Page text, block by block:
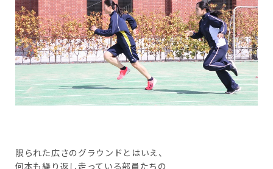
限られた広さのグラウンドとはいえ、
何本も繰り返し走っている部員たちの